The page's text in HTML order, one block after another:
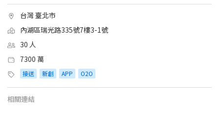
台灣 臺北市
內湖區瑞光路335號7樓3-1號
30 人
7300 萬
接送 新創 APP O2O
相關連結